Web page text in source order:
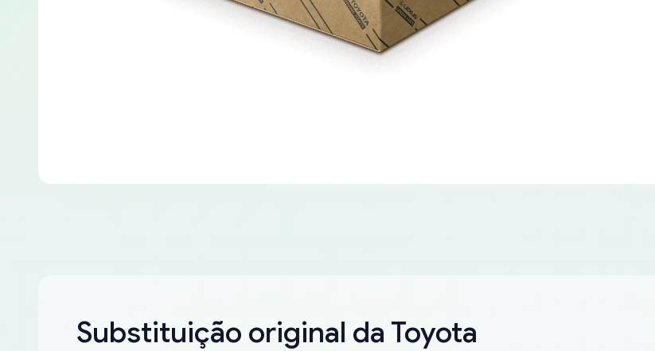
Substituição original da Toyota